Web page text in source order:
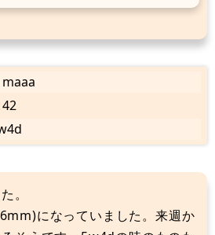
maaa
42
。
になっていました。来週か